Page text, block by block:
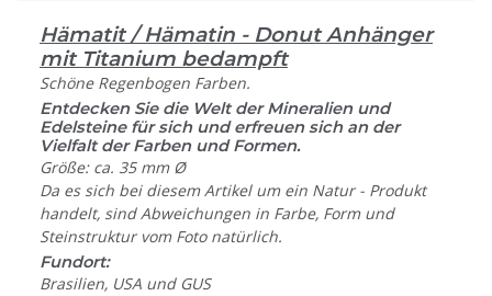
Hämatit / Hämatin - Donut Anhänger
mit Titanium bedampft
Schöne Regenbogen Farben.
Entdecken Sie die Welt der Mineralien und
Edelsteine für sich und erfreuen sich an der
Vielfalt der Farben und Formen.
Größe: ca. 35 mm Ø
Da es sich bei diesem Artikel um ein Natur - Produkt
handelt, sind Abweichungen in Farbe, Form und
Steinstruktur vom Foto natürlich.
Fundort:
Brasilien, USA und GUS